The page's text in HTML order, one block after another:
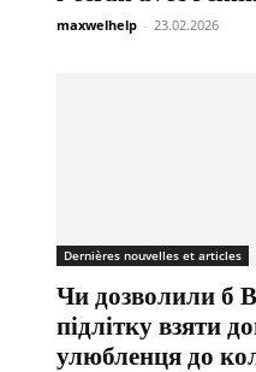
maxwelhelp - 23.02.2026
Dernières nouvelles et articles
Чи дозволили б
підлітку взяти
улюбленця до